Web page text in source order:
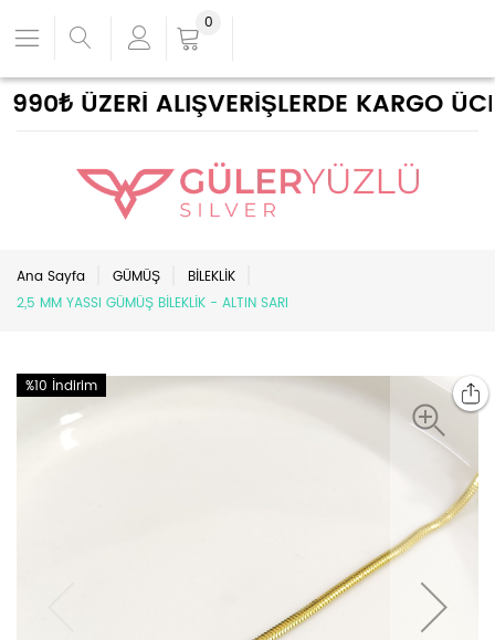
ÜZERİ ALIŞVERİŞLERDE KARGO
0
Ana Sayfa GÜMÜŞ
BİLEKLİK
2,5 MM YASSI GÜMÜŞ BİLEKLİK - ALTIN SARI
%10 İndirim